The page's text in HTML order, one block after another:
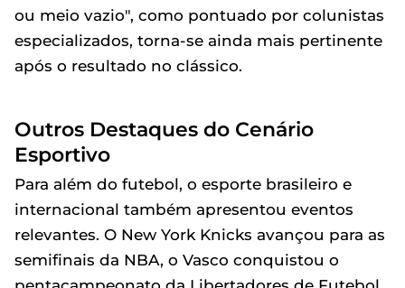
ou meio vazio", como pontuado por colunistas
especializados, torna-se ainda mais pertinente
após o resultado no clássico.
Outros Destaques do Cenário
Esportivo
Para além do futebol, o esporte brasileiro e
internacional também apresentou eventos
relevantes. O New York Knicks avançou para as
semifinais da NBA, o Vasco conquistou o